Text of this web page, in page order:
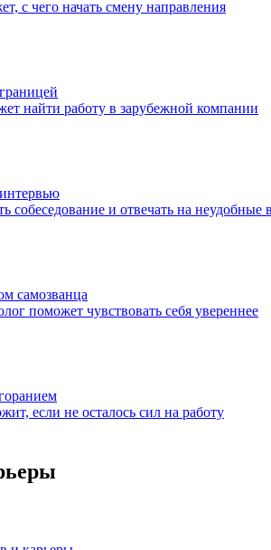
с чего начать смену направления
найти работу в зарубежной компании
собеседование и отвечать на неудобные
самозванца
поможет чувствовать себя увереннее
если не осталось сил на работу